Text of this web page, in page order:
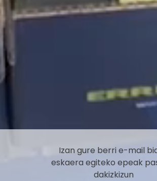
Izan gure berri e-mail
eskaera egiteko epeak
dakizkizun